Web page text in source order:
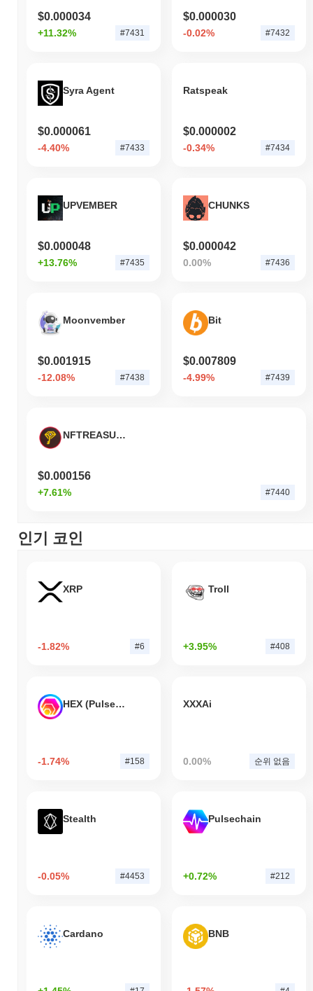
$0.000034
+11.32% #7431
$0.000030
-0.02% #7432
Syra Agent
$0.000061
-4.40% #7433
Ratspeak
$0.000002
-0.34% #7434
UPVEMBER
$0.000048
+13.76% #7435
CHUNKS
$0.000042
0.00% #7436
Moonvember
$0.001915
-12.08% #7438
Bit
$0.007809
-4.99% #7439
NFTREASURE
$0.000156
+7.61% #7440
인기 코인
XRP
-1.82% #6
Troll
+3.95% #408
HEX (Pulsechain)
-1.74% #158
XXXAi
0.00% 순위 없음
Stealth
-0.05% #4453
Pulsechain
+0.72% #212
Cardano BNB